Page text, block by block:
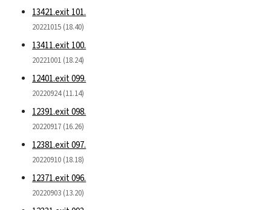
13421.exit 101.
20221015 (18.40)
13411.exit 100.
20221001 (18.24)
12401.exit 099.
20220924 (11.14)
12391.exit 098.
20220917 (16.26)
12381.exit 097.
20220910 (18.18)
12371.exit 096.
20220903 (13.20)